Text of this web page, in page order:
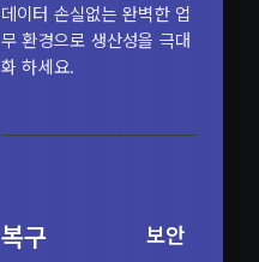
데이터 손실없는 완벽한 업
무 환경으로 생산성을 극대
화 하세요.
복구 보안